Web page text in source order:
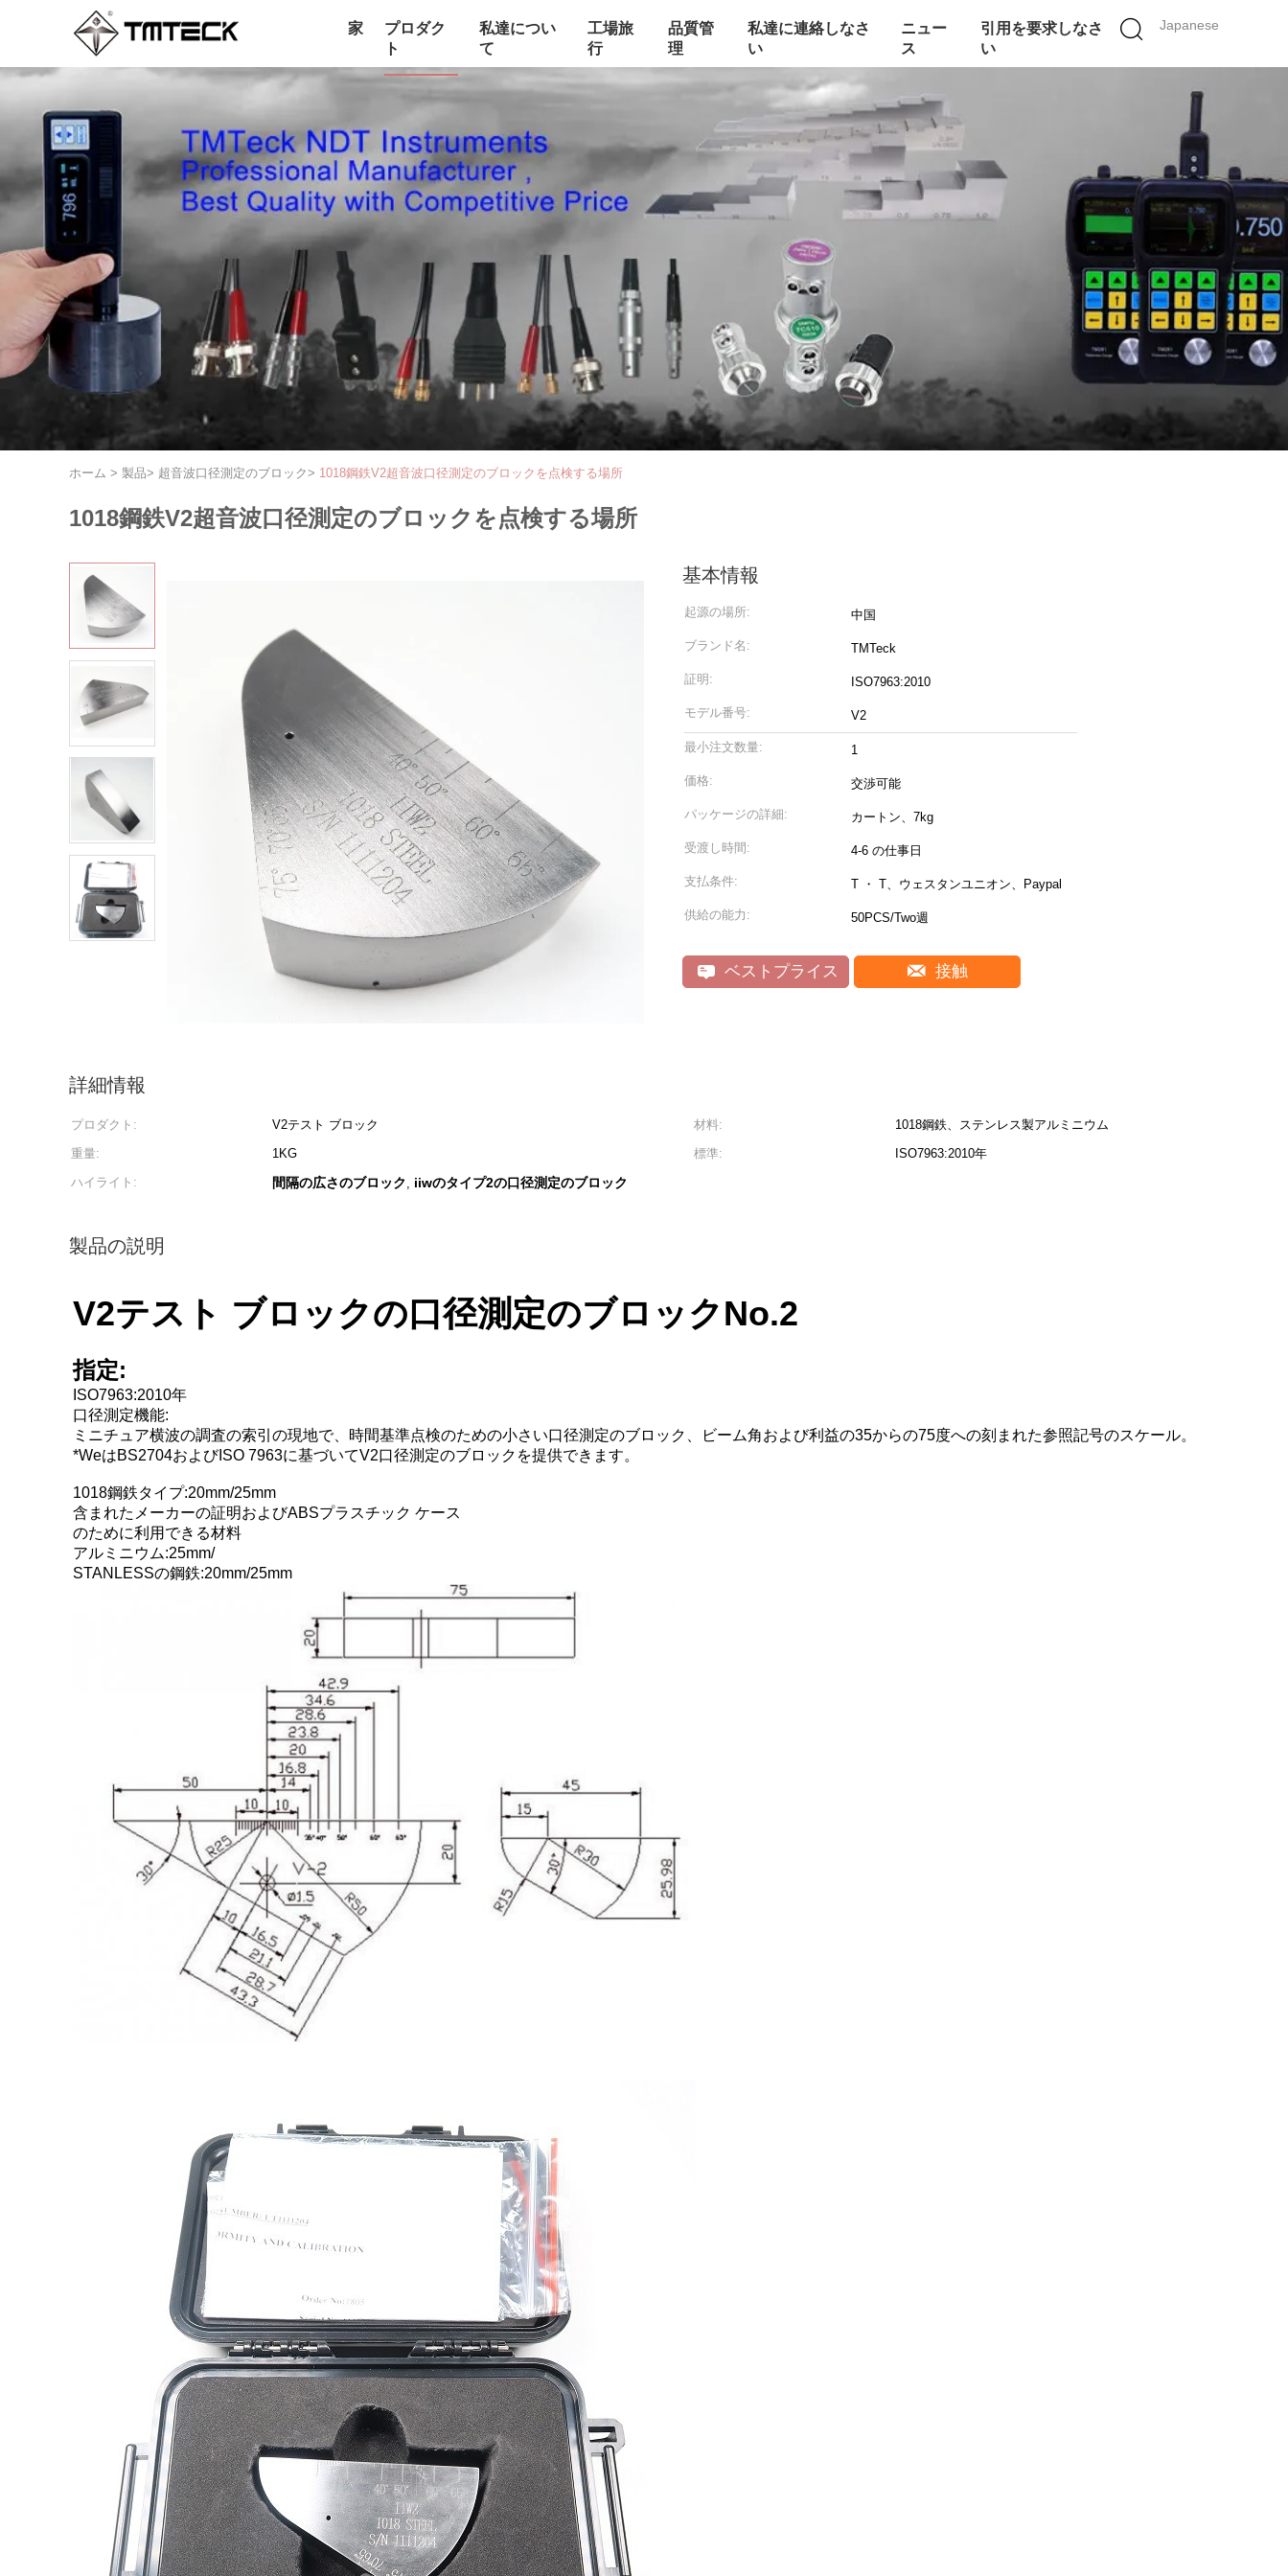
Japanese
家
プロダク
ト
私達につい
て
工場旅
行
品質管
理
私達に連絡しなさ
い
ニュー
ス
引用を要求しなさ
い
ホーム > 製品> 超音波口径測定のブロック> 1018鋼鉄V2超音波口径測定のブロックを点検する場所
1018鋼鉄V2超音波口径測定のブロックを点検する場所
基本情報
起源の場所: 中国
ブランド名: TMTeck
証明: ISO7963:2010
モデル番号: V2
最小注文数量: 1
価格: 交渉可能
パッケージの詳細: カートン、7kg
受渡し時間: 4-6 の仕事日
支払条件: T ・ T、ウェスタンユニオン、Paypal
供給の能力: 50PCS/Two週
ベストプライス 接触
詳細情報
プロダクト: V2テスト ブロック 材料:
1018鋼鉄、ステンレス製アルミニウム
重量:
1KG 標準:
ISO7963:2010年
ハイライト:
間隔の広さのブロック , iiwのタイプ2の口径測定のブロック
製品の説明
V2テスト ブロックの口径測定のブロックNo.2
指定:
ISO7963:2010年
口径測定機能:
ミニチュア横波の調査の索引の現地で、時間基準点検のための小さい口径測定のブロック、ビーム角および利益の35からの75度への刻まれた参照記号のスケール。
*WeはBS2704およびISO 7963に基づいてV2口径測定のブロックを提供できます。
1018鋼鉄タイプ:20mm/25mm
含まれたメーカーの証明およびABSプラスチック ケース
のために利用できる材料
アルミニウム:25mm/
STANLESSの鋼鉄:20mm/25mm